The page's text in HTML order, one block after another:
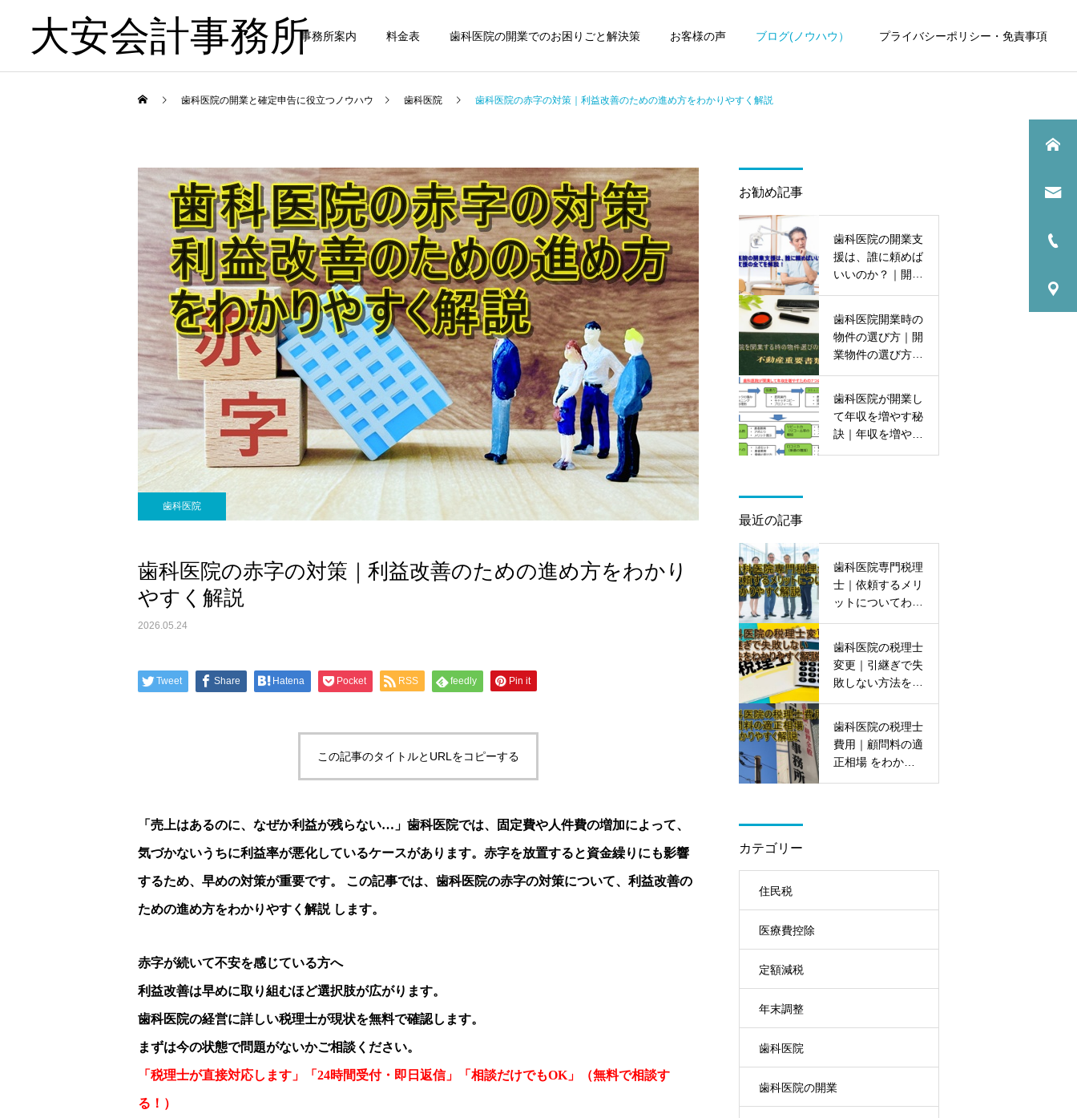
大安会計事務所事務所案内 料金表 歯科医院の開業でのお困りごと解決策 お客様の声 ブログ(ノウハウ） プライバシーポリシー・免責事項
ー｜お金を残す経営 をわか
歯科医院
歯科医院専門税理士｜依頼
するメリットについてわか
りやすく解説
歯科医院
歯科医院の税理士変更｜引
継ぎで失敗しない方法をわ
かりやすく解説
歯科医院
歯科医院の税理士費用｜顧
問料の適正相場 をわかりや
すく解説
歯科医院の顧問税理士｜見
直すべきポイント をわかり
やすく解説
歯科医院の税理士比較｜良
歯科医院の開業と確定申告に役立つノウハウ 歯科医院 歯科医院の赤字の対策｜利益改善のための進め方をわかりやすく解説
歯科医院
歯科医院の赤字の対策｜利益改善のための進め方をわかり
やすく解説
2026.05.24
Tweet Share Hatena Pocket RSS feedly Pin it
この記事のタイトルとURLをコピーする
「売上はあるのに、なぜか利益が残らない…」歯科医院では、固定費や人件費の増加によって、
気づかないうちに利益率が悪化しているケースがあります。赤字を放置すると資金繰りにも影響
するため、早めの対策が重要です。 この記事では、歯科医院の赤字の対策について、利益改善の
ための進め方をわかりやすく解説 します。
赤字が続いて不安を感じている方へ
利益改善は早めに取り組むほど選択肢が広がります。
歯科医院の経営に詳しい税理士が現状を無料で確認します。
まずは今の状態で問題がないかご相談ください。
「税理士が直接対応します」「24時間受付・即日返信」「相談だけでもOK」（無料で相談す
る！）
お勧め記事
歯科医院の開業支
援は、誰に頼めば
いいのか？｜開業
歯科医院開業時の
物件の選び方｜開
業物件の選び方の
歯科医院が開業し
て年収を増やす秘
訣｜年収を増やす
最近の記事
歯科医院専門税理
士｜依頼するメリ
ットについてわか
歯科医院の税理士
変更｜引継ぎで失
敗しない方法をわ
歯科医院の税理士
費用｜顧問料の適
正相場 をわかり
カテゴリー
住民税
医療費控除
定額減税
年末調整
歯科医院
歯科医院の開業